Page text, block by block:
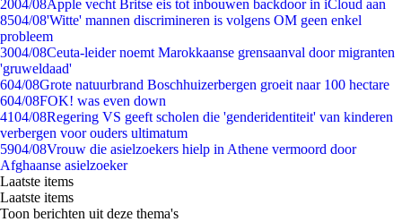
2004/08Apple vecht Britse eis tot inbouwen backdoor in iCloud aan
8504/08'Witte' mannen discrimineren is volgens OM geen enkel
probleem
3004/08Ceuta-leider noemt Marokkaanse grensaanval door migranten
'gruweldaad'
604/08Grote natuurbrand Boschhuizerbergen groeit naar 100 hectare
604/08FOK! was even down
4104/08Regering VS geeft scholen die 'genderidentiteit' van kinderen
verbergen voor ouders ultimatum
5904/08Vrouw die asielzoekers hielp in Athene vermoord door
Afghaanse asielzoeker
Laatste items
Laatste items
Toon berichten uit deze thema's